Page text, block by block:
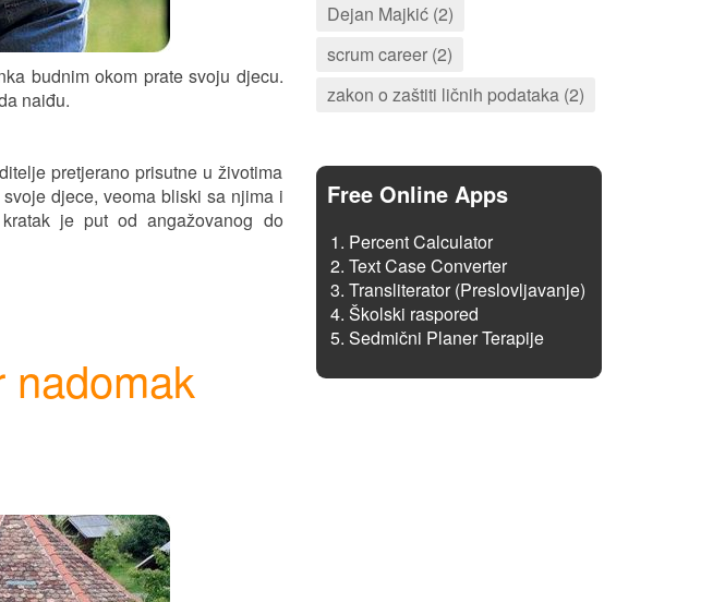
budnim okom prate svoju djecu.
naiđu.
pretjerano prisutne u životima
djece, veoma bliski sa njima i
je put od angažovanog do
nadomak
Dejan Majkić (2)
scrum career (2)
zakon o zaštiti ličnih podataka (2)
Free Online Apps
Percent Calculator
Text Case Converter
Transliterator (Preslovljavanje)
Školski raspored
Sedmični Planer Terapije